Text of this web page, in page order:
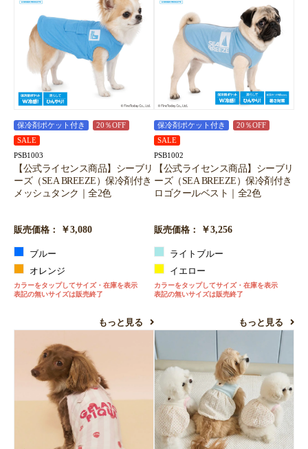
保冷剤ポケット付き
20％OFF
SALE
PSB1003
【公式ライセンス商品】シーブリ
ーズ（SEA BREEZE）保冷剤付き
メッシュタンク｜全2色
販売価格： ￥3,080
ブルー
オレンジ
カラーをタップしてサイズ・在庫を表示
表記の無いサイズは販売終了
もっと見る
保冷剤ポケット付き
20％OFF
SALE
PSB1002
【公式ライセンス商品】シーブリ
ーズ（SEA BREEZE）保冷剤付き
ロゴクールベスト｜全2色
販売価格： ￥3,256
ライトブルー
イエロー
カラーをタップしてサイズ・在庫を表示
表記の無いサイズは販売終了
もっと見る